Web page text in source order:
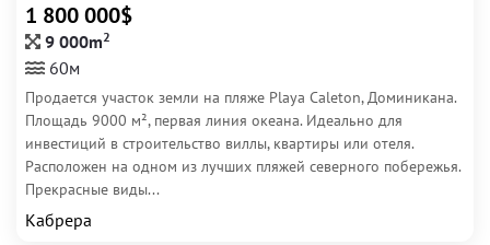
1 800 000$
9 000m2
60м
Продается участок земли на пляже Playa Caleton, Доминикана.
Площадь 9000 м², первая линия океана. Идеально для
инвестиций в строительство виллы, квартиры или отеля.
Расположен на одном из лучших пляжей северного побережья.
Прекрасные виды...
Кабрера